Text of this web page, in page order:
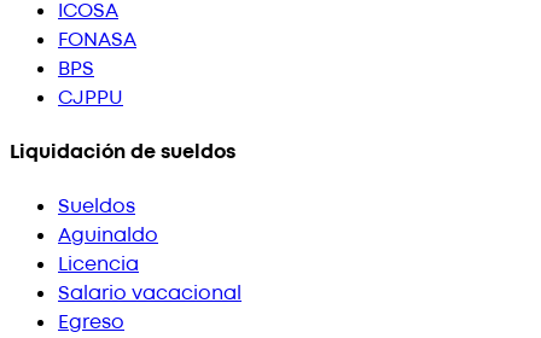
ICOSA
FONASA
BPS
CJPPU
Liquidación de sueldos
Sueldos
Aguinaldo
Licencia
Salario vacacional
Egreso